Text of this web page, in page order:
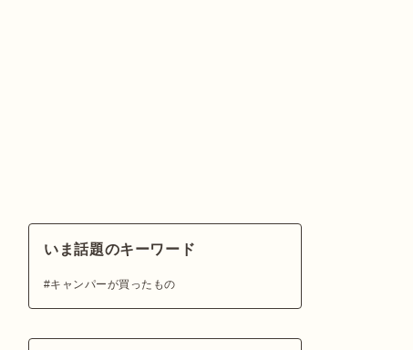
いま話題のキーワード
キャンパーが買ったもの